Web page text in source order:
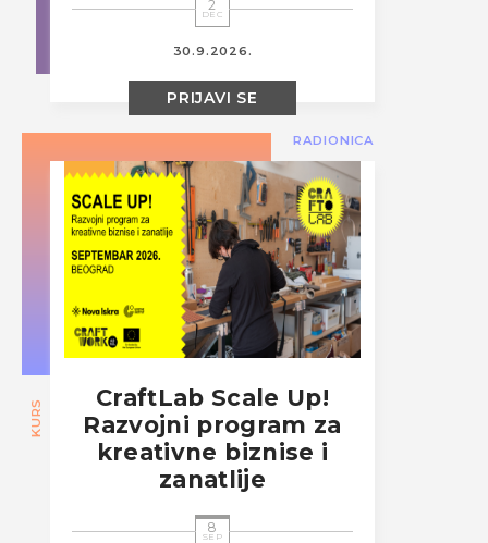
2
DEC
30.9.2026.
PRIJAVI SE
RADIONICA
KURS
CraftLab Scale Up!
Razvojni program za
kreativne biznise i
zanatlije
8
SEP